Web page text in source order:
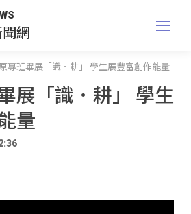
網
專班畢展「識．耕」 學生展豐富創作能量
展「識．耕」 學生
量